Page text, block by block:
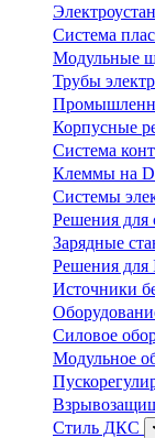
Система
Модульные
Трубы
Корпусные
Система
Клеммы на
Системы
Решения для
Зарядные
Решения для
Источники
Силовое
Модульное
Стиль ДКС